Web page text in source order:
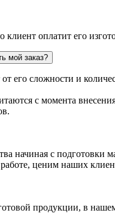
оплатит его
мой заказ?
его сложности и
с момента
начиная с подготовки
ценим наших
продукции, в